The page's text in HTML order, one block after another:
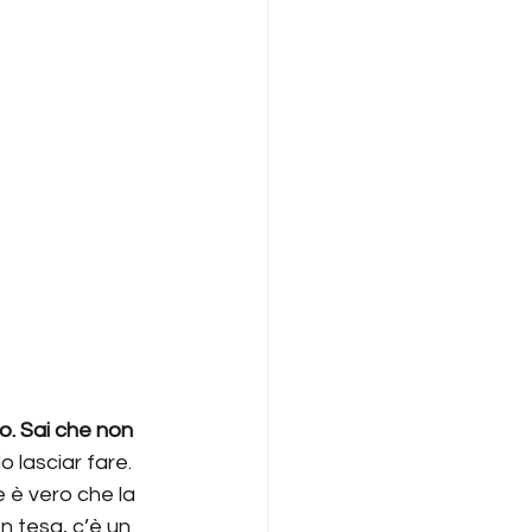
Sai che non
lasciar fare.
è vero che la
tesa, c’è un